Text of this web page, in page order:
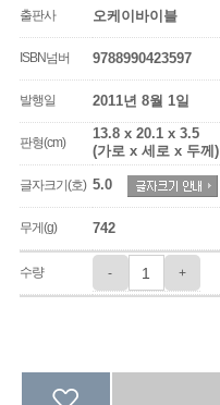
출판사 오케이바이블
ISBN넘버 9788990423597
발행일 2011년 8월 1일
판형(cm)
13.8 x 20.1 x 3.5
(가로 x 세로 x 두께)
글자크기(호) 5.0
무게(g) 742
수량 - +